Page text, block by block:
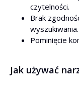
czytelności.
Brak
wyszukiwania.
Pominięcie
Jak używać